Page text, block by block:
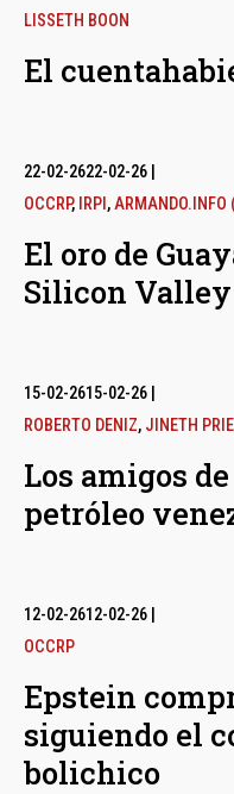
LISSETH BOON
El
22-02-2622-02-26
OCCRP, IRPI ,ARMANDO.INFO
El oro de
Silicon
15-02-2615-02-26
ROBERTO DENIZ, JINETH
Los amigos
petróleo
12-02-2612-02-26
OCCRP
Epstein
siguiendo el
bolichico